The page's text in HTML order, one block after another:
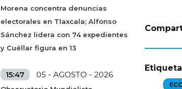
Morena concentra denuncias
electorales en Tlaxcala; Alfonso
Sánchez lidera con 74 expedientes
y Cuéllar figura en 13
15:47 05 - AGOSTO - 2026